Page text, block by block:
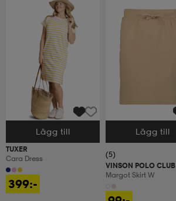
Välj storlek
Lägg till
TUXER
Cara Dress
399:-
Välj storlek
Lägg till
(5)
VINSON POLO CLUB
Margot Skirt W